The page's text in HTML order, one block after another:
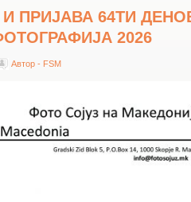
ПРИЈАВА 64ТИ
2026
Автор - FSM